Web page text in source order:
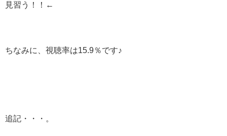
見習う！！←
ちなみに、視聴率は15.9％です♪
追記・・・。